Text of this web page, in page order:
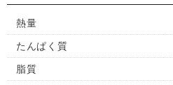
熱量
たんぱく質
脂質